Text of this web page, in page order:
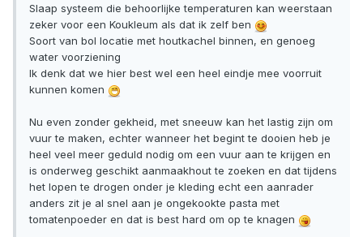
Slaap systeem die behoorlijke temperaturen kan weerstaan
zeker voor een Koukleum als dat ik zelf ben
Soort van bol locatie met houtkachel binnen, en genoeg
water voorziening
Ik denk dat we hier best wel een heel eindje mee voorruit
kunnen komen
Nu even zonder gekheid, met sneeuw kan het lastig zijn om
vuur te maken, echter wanneer het begint te dooien heb je
heel veel meer geduld nodig om een vuur aan te krijgen en
is onderweg geschikt aanmaakhout te zoeken en dat tijdens
het lopen te drogen onder je kleding echt een aanrader
anders zit je al snel aan je ongekookte pasta met
tomatenpoeder en dat is best hard om op te knagen